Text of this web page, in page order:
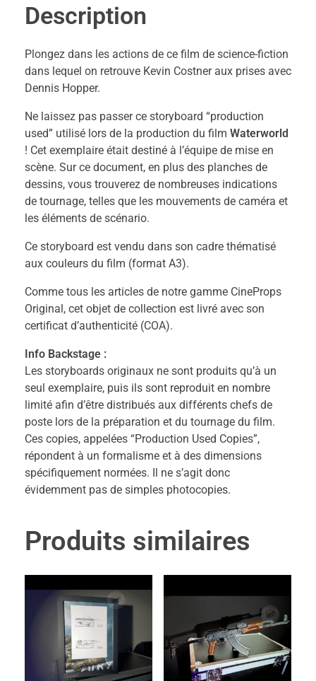
Description
Plongez dans les actions de ce film de science-fiction
dans lequel on retrouve Kevin Costner aux prises avec
Dennis Hopper.
Ne laissez pas passer ce storyboard “production
used” utilisé lors de la production du film Waterworld
! Cet exemplaire était destiné à l’équipe de mise en
scène. Sur ce document, en plus des planches de
dessins, vous trouverez de nombreuses indications
de tournage, telles que les mouvements de caméra et
les éléments de scénario.
Ce storyboard est vendu dans son cadre thématisé
aux couleurs du film (format A3).
Comme tous les articles de notre gamme CineProps
Original, cet objet de collection est livré avec son
certificat d’authenticité (COA).
Info Backstage :
Les storyboards originaux ne sont produits qu’à un
seul exemplaire, puis ils sont reproduit en nombre
limité afin d’être distribués aux différents chefs de
poste lors de la préparation et du tournage du film.
Ces copies, appelées “Production Used Copies”,
répondent à un formalisme et à des dimensions
spécifiquement normées. Il ne s’agit donc
évidemment pas de simples photocopies.
Produits similaires